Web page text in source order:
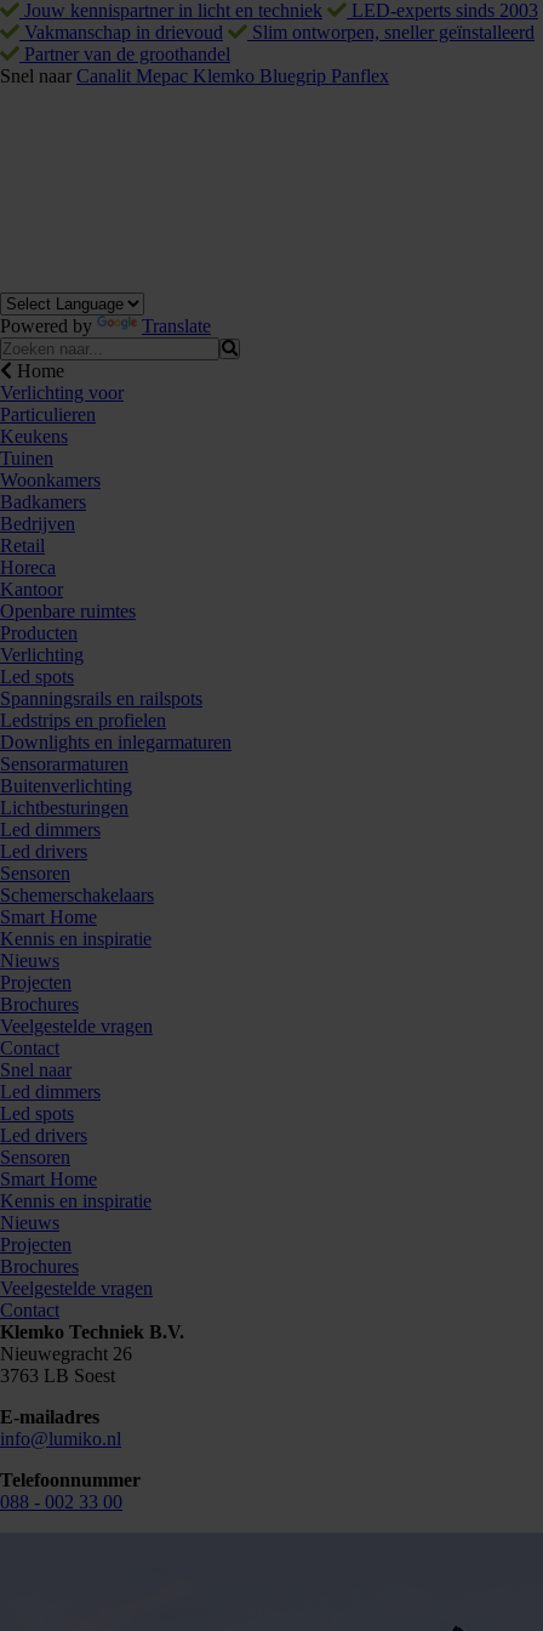
Jouw kennispartner in licht en techniek
LED-experts sinds 2003
Vakmanschap in drievoud
Slim ontworpen, sneller geïnstalleerd
Partner van de groothandel
Snel naar Canalit Mepac Klemko Bluegrip Panflex
Powered by Translate
Home
Verlichting voor
Particulieren
Keukens
Tuinen
Woonkamers
Badkamers
Bedrijven
Retail
Horeca
Kantoor
Openbare ruimtes
Producten
Verlichting
Led spots
Spanningsrails en railspots
Ledstrips en profielen
Downlights en inlegarmaturen
Sensorarmaturen
Buitenverlichting
Lichtbesturingen
Led dimmers
Led drivers
Sensoren
Schemerschakelaars
Smart Home
Kennis en inspiratie
Nieuws
Projecten
Brochures
Veelgestelde vragen
Contact
Snel naar
Led dimmers
Led spots
Led drivers
Sensoren
Smart Home
Kennis en inspiratie
Nieuws
Projecten
Brochures
Veelgestelde vragen
Contact
Klemko Techniek B.V.
Nieuwegracht 26
3763 LB Soest
E-mailadres
info@lumiko.nl
Telefoonnummer
088 - 002 33 00